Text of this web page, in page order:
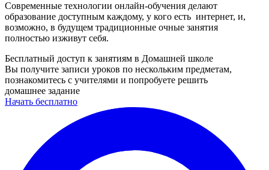
Современные технологии онлайн-обучения делают
образование доступным каждому, у кого есть интернет, и,
возможно, в будущем традиционные очные занятия
полностью изживут себя.
Бесплатный доступ к занятиям в Домашней школе
Вы получите записи уроков по нескольким предметам,
познакомитесь с учителями и попробуете решить
домашнее задание
Начать бесплатно